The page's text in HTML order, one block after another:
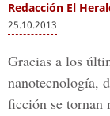
Redacción El
25.10.2013
Gracias a los
nanotecnología,
ficción se tornan